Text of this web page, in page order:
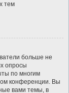
тем
больше не
опросы
по многим
конференции. Вы
вами темы, в